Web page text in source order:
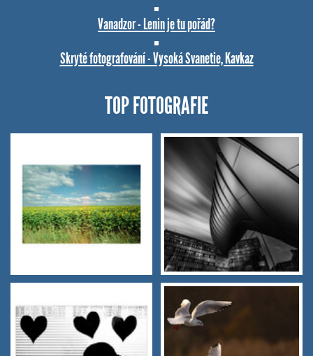
Vanadzor - Lenin je tu pořád?
Skryté fotografování - Vysoká Svanetie, Kavkaz
TOP FOTOGRAFIE